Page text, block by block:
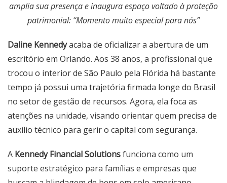
amplia sua presença e inaugura espaço voltado à proteção
patrimonial: “Momento muito especial para nós”
Daline Kennedyacaba de oficializar a abertura de um
escritório em Orlando. Aos 38 anos, a profissional que
trocou o interior de São Paulo pela Flórida há bastante
tempo já possui uma trajetória firmada longe do Brasil
no setor de gestão de recursos. Agora, ela foca as
atenções na unidade, visando orientar quem precisa de
auxílio técnico para gerir o capital com segurança.
A Kennedy Financial Solutionsfunciona como um
suporte estratégico para famílias e empresas que